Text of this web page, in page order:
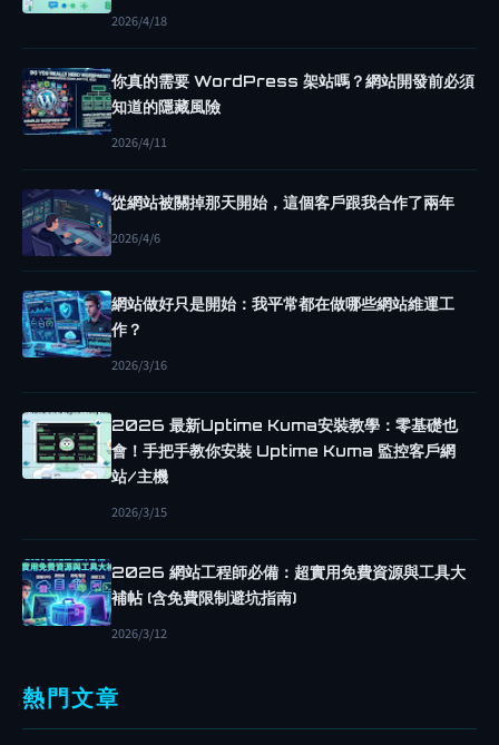
做
站
網
站
設
網
站
學
B
G
G
L
O
E
R
2026/4/18
你真的需要 WordPress 架站嗎？網站開發前必須
知道的隱藏風險
2026/4/11
從網站被關掉那天開始，這個客戶跟我合作了兩年
2026/4/6
網站做好只是開始：我平常都在做哪些網站維運工
作？
2026/3/16
2026 最新Uptime Kuma安裝教學：零基礎也
會！手把手教你安裝 Uptime Kuma 監控客戶網
站/主機
2026/3/15
2026 網站工程師必備：超實用免費資源與工具大
補帖 (含免費限制避坑指南)
2026/3/12
熱門文章